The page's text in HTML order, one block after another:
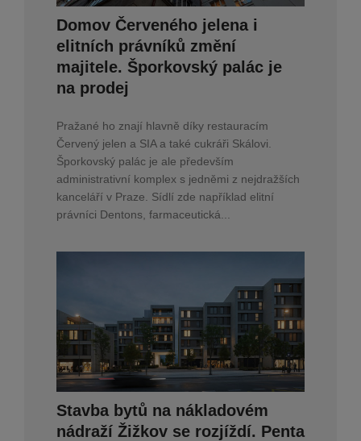
Domov Červeného jelena i
elitních právníků změní
majitele. Šporkovský palác je
na prodej
Pražané ho znají hlavně díky restauracím
Červený jelen a SIA a také cukráři Skálovi.
Šporkovský palác je ale především
administrativní komplex s jedněmi z nejdražších
kanceláří v Praze. Sídlí zde například elitní
právníci Dentons, farmaceutická...
Stavba bytů na nákladovém
nádraží Žižkov se rozjíždí. Penta